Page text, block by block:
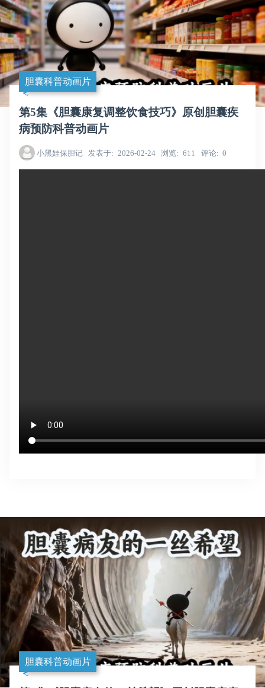
胆囊科普动画片
第5集《胆囊康复调整饮食技巧》原创胆囊疾
病预防科普动画片
小黑娃保胆记 发表于 2026-02-24 浏览 611 评论 0
胆囊科普动画片